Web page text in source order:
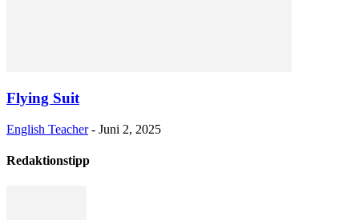
Flying Suit
English Teacher - Juni 2, 2025
Redaktionstipp